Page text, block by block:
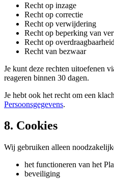
Recht op inzage
Recht op correctie
Recht op verwijdering
Recht op beperking van
Recht op overdraagbaarheid
Recht van bezwaar
Je kunt deze rechten uitoefenen
reageren binnen 30 dagen.
Je hebt ook het recht om een
Persoonsgegevens.
8. Cookies
Wij gebruiken alleen
het functioneren van het
beveiliging